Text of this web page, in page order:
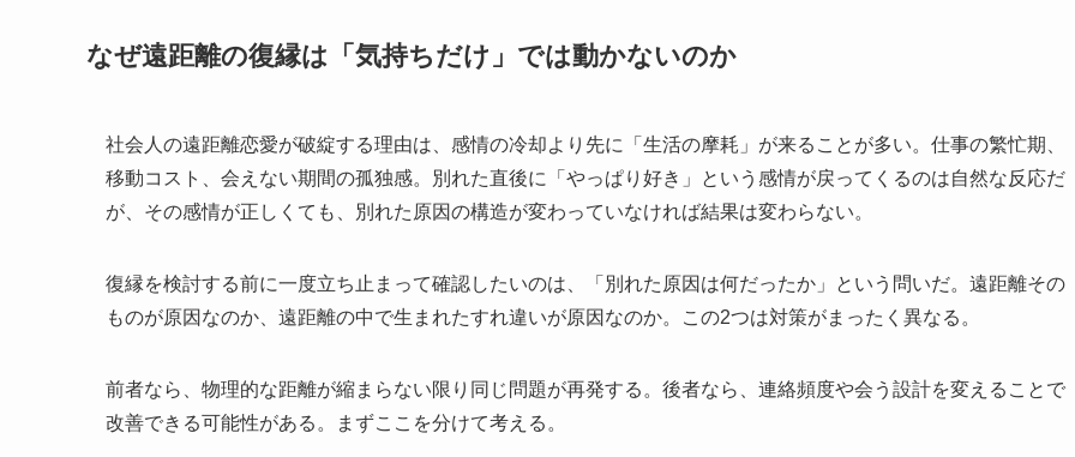
なぜ遠距離の復縁は「気持ちだけ」では動かないのか
社会人の遠距離恋愛が破綻する理由は、感情の冷却より先に「生活の摩耗」が来ることが多い。仕事の繁忙期、
移動コスト、会えない期間の孤独感。別れた直後に「やっぱり好き」という感情が戻ってくるのは自然な反応だ
が、その感情が正しくても、別れた原因の構造が変わっていなければ結果は変わらない。
復縁を検討する前に一度立ち止まって確認したいのは、「別れた原因は何だったか」という問いだ。遠距離その
ものが原因なのか、遠距離の中で生まれたすれ違いが原因なのか。この2つは対策がまったく異なる。
前者なら、物理的な距離が縮まらない限り同じ問題が再発する。後者なら、連絡頻度や会う設計を変えることで
改善できる可能性がある。まずここを分けて考える。